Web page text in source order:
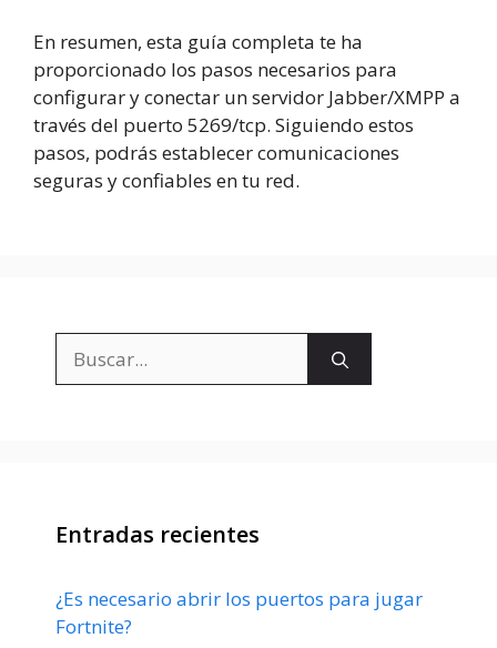
En resumen, esta guía completa te ha
proporcionado los pasos necesarios para
configurar y conectar un servidor Jabber/XMPP a
través del puerto 5269/tcp. Siguiendo estos
pasos, podrás establecer comunicaciones
seguras y confiables en tu red.
Entradas recientes
¿Es necesario abrir los puertos para jugar
Fortnite?